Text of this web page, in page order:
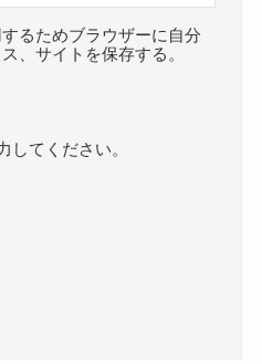
るためブラウザーに自分
、サイトを保存する。
してください。